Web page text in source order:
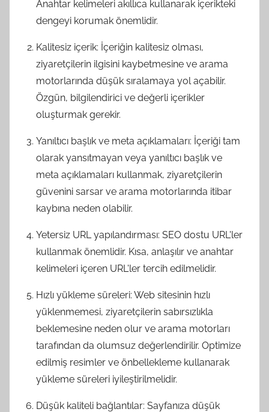
Anahtar kelimeleri akıllıca kullanarak içerikteki
dengeyi korumak önemlidir.
Kalitesiz içerik: İçeriğin kalitesiz olması,
ziyaretçilerin ilgisini kaybetmesine ve arama
motorlarında düşük sıralamaya yol açabilir.
Özgün, bilgilendirici ve değerli içerikler
oluşturmak gerekir.
Yanıltıcı başlık ve meta açıklamaları: İçeriği tam
olarak yansıtmayan veya yanıltıcı başlık ve
meta açıklamaları kullanmak, ziyaretçilerin
güvenini sarsar ve arama motorlarında itibar
kaybına neden olabilir.
Yetersiz URL yapılandırması: SEO dostu URL'ler
kullanmak önemlidir. Kısa, anlaşılır ve anahtar
kelimeleri içeren URL'ler tercih edilmelidir.
Hızlı yükleme süreleri: Web sitesinin hızlı
yüklenmemesi, ziyaretçilerin sabırsızlıkla
beklemesine neden olur ve arama motorları
tarafından da olumsuz değerlendirilir. Optimize
edilmiş resimler ve önbellekleme kullanarak
yükleme süreleri iyileştirilmelidir.
Düşük kaliteli bağlantılar: Sayfanıza düşük